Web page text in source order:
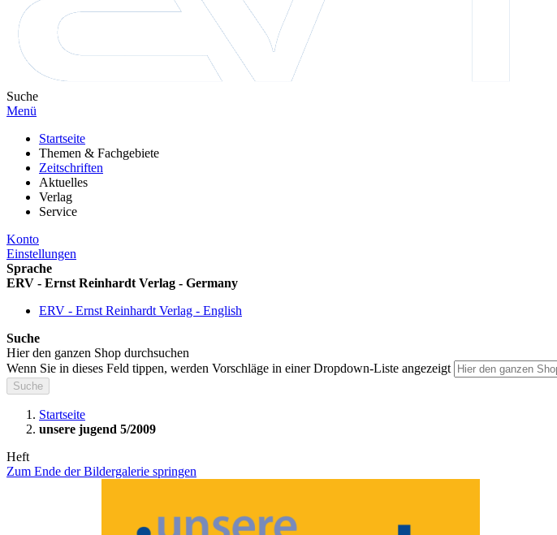
Suche
Menü
Startseite
Themen & Fachgebiete
Zeitschriften
Aktuelles
Verlag
Service
Konto
Einstellungen
Sprache
ERV - Ernst Reinhardt Verlag - Germany
ERV - Ernst Reinhardt Verlag - English
Suche
Hier den ganzen Shop durchsuchen
Wenn Sie in dieses Feld tippen, werden Vorschläge in einer Dropdown-Liste angezeigt
Suche
Startseite
unsere jugend 5/2009
Heft
Zum Ende der Bildergalerie springen